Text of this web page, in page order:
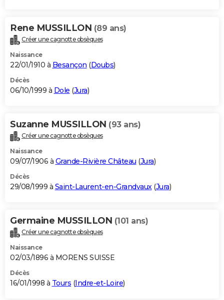
Rene MUSSILLON (89 ans)
Créer une cagnotte obsèques
Naissance
22/01/1910 à Besançon (Doubs)
Décès
06/10/1999 à Dole (Jura)
Suzanne MUSSILLON (93 ans)
Créer une cagnotte obsèques
Naissance
09/07/1906 à Grande-Rivière Château (Jura)
Décès
29/08/1999 à Saint-Laurent-en-Grandvaux(Jura)
Germaine MUSSILLON (101 ans)
Créer une cagnotte obsèques
Naissance
02/03/1896 à MORENS SUISSE
Décès
16/01/1998 à Tours (Indre-et-Loire)